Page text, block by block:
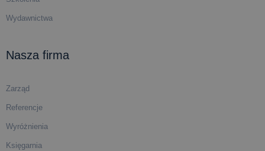
Wydawnictwa
Nasza firma
Zarząd
Referencje
Wyróżnienia
Księgarnia